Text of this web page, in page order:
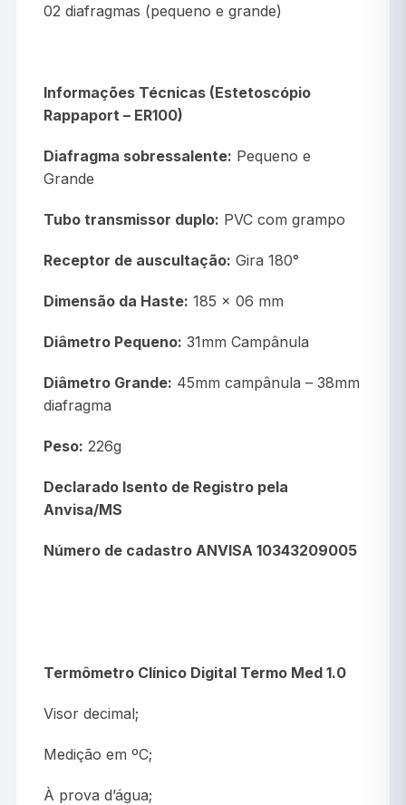
02 diafragmas (pequeno e grande)
Informações Técnicas (Estetoscópio
Rappaport – ER100)
Diafragma sobressalente: Pequeno e
Grande
Tubo transmissor duplo: PVC com grampo
Receptor de auscultação: Gira 180°
Dimensão da Haste: 185 x 06 mm
Diâmetro Pequeno: 31mm Campânula
Diâmetro Grande: 45mm campânula – 38mm
diafragma
Peso: 226g
Declarado Isento de Registro pela
Anvisa/MS
Número de cadastro ANVISA 10343209005
Termômetro Clínico Digital Termo Med 1.0
Visor decimal;
Medição em ºC;
À prova d’água;